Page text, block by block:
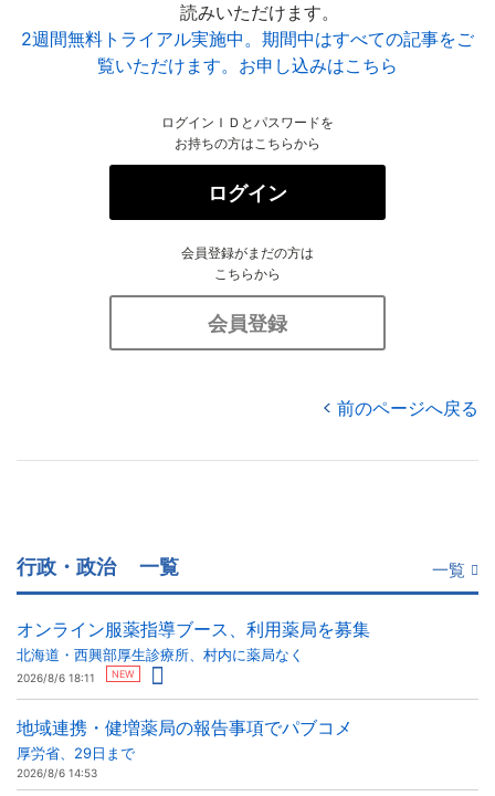
読みいただけます。
2週間無料トライアル実施中。期間中はすべての記事をご
覧いただけます。お申し込みはこちら
ログインＩＤとパスワードを
お持ちの方はこちらから
ログイン
会員登録がまだの方は
こちらから
会員登録
前のページへ戻る
行政・政治 一覧 一覧
オンライン服薬指導ブース、利用薬局を募集
北海道・西興部厚生診療所、村内に薬局なく
2026/8/6 18:11 NEW
地域連携・健増薬局の報告事項でパブコメ
厚労省、29日まで
2026/8/6 14:53